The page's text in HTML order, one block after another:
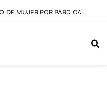
CONFIRMAN FALLECIMIENTO DE MUJER POR PARO CARDIORRESPIRATORIO EN CAMPING CALA CALA EN EL PUEBLO DE TARAPACÁ